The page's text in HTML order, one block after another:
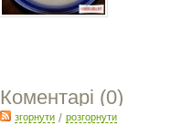
Коментарі (0)
згорнути/ розгорнути